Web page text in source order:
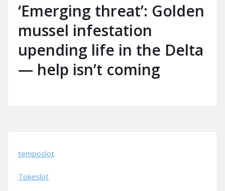
‘Emerging threat’: Golden
mussel infestation
upending life in the Delta
— help isn’t coming
temposlot
Tokeslot